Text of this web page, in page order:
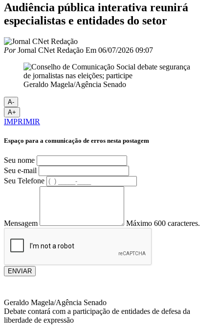
Audiência pública interativa reunirá
especialistas e entidades do setor
PorJornal CNet Redação Em 06/07/2026 09:07
Geraldo Magela/Agência Senado
A-
A+
IMPRIMIR
Espaço para a comunicação de erros nesta postagem
Seu nome
Seu e-mail
Seu Telefone
Mensagem Máximo 600 caracteres.
ENVIAR
Geraldo Magela/Agência Senado
Debate contará com a participação de entidades de defesa da
liberdade de expressão